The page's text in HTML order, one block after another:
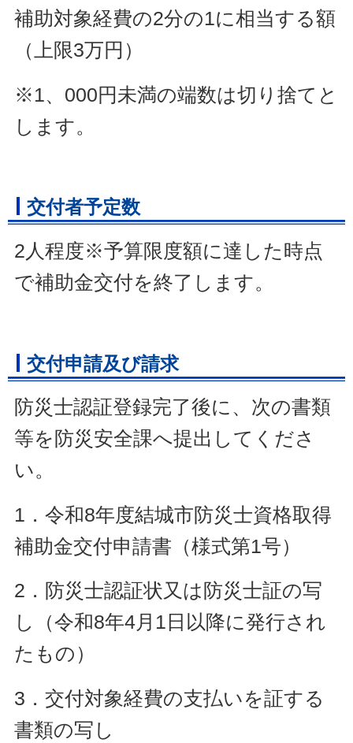
補助対象経費の2分の1に相当する額
（上限3万円）
※1、000円未満の端数は切り捨てと
します。
交付者予定数
2人程度※予算限度額に達した時点
で補助金交付を終了します。
交付申請及び請求
防災士認証登録完了後に、次の書類
等を防災安全課へ提出してくださ
い。
1．令和8年度結城市防災士資格取得
補助金交付申請書（様式第1号）
2．防災士認証状又は防災士証の写
し（令和8年4月1日以降に発行され
たもの）
3．交付対象経費の支払いを証する
書類の写し